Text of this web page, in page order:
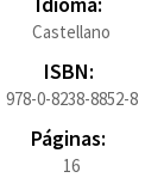
Castellano
ISBN:
978-0-8238-8852-8
Páginas:
16